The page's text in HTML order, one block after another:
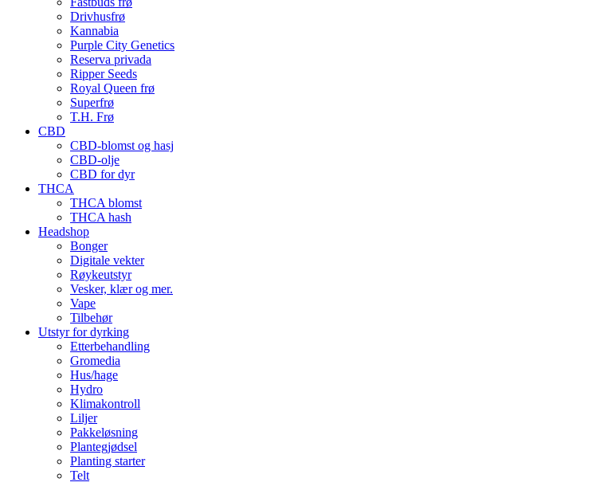
Drivhusfrø
Kannabia
Purple City Genetics
Reserva privada
Ripper Seeds
Royal Queen frø
Superfrø
T.H. Frø
CBD
CBD-blomst og hasj
CBD-olje
CBD for dyr
THCA
THCA blomst
THCA hash
Headshop
Bonger
Digitale vekter
Røykeutstyr
Vesker, klær og mer.
Vape
Tilbehør
Utstyr for dyrking
Etterbehandling
Gromedia
Hus/hage
Hydro
Klimakontroll
Liljer
Pakkeløsning
Plantegjødsel
Planting starter
Telt